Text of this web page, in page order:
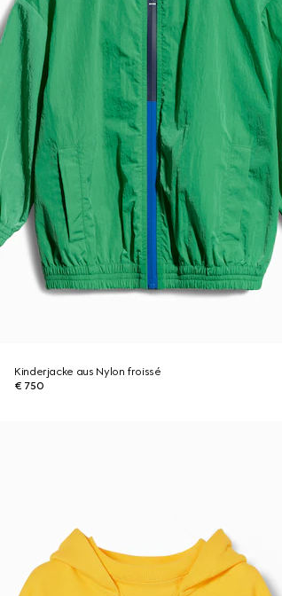
Kinderjacke aus Nylon froissé
€ 750